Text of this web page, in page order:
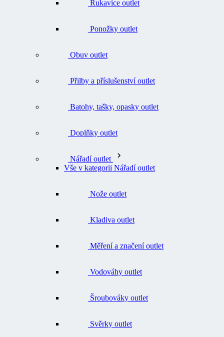
Vše v kategorii Nářadí outlet